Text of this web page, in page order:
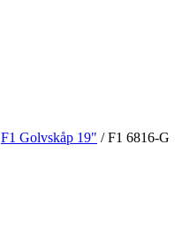
F1 Golvskåp 19" / F1 6816-G